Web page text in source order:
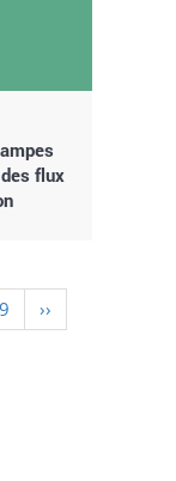
flux
Page
9
Siguiente
página
››